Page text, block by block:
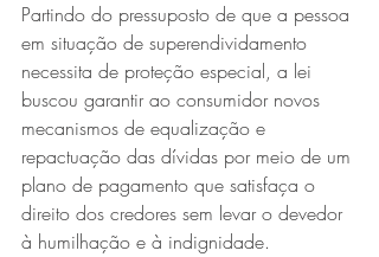
Partindo do pressuposto de que a pessoa
em situação de superendividamento
necessita de proteção especial, a lei
buscou garantir ao consumidor novos
mecanismos de equalização e
repactuação das dívidas por meio de um
plano de pagamento que satisfaça o
direito dos credores sem levar o devedor
à humilhação e à indignidade.